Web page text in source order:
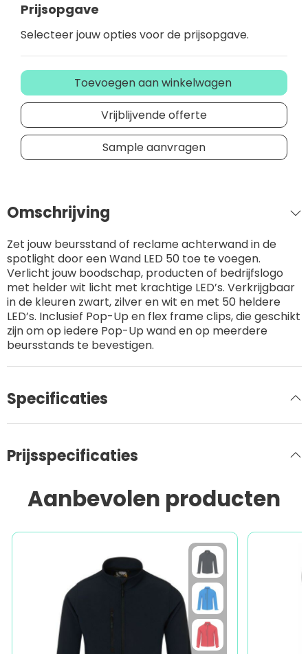
Prijsopgave
Selecteer jouw opties voor de prijsopgave.
Toevoegen aan winkelwagen
Vrijblijvende offerte
Sample aanvragen
Omschrijving
Zet jouw beursstand of reclame achterwand in de
spotlight door een Wand LED 50 toe te voegen.
Verlicht jouw boodschap, producten of bedrijfslogo
met helder wit licht met krachtige LED’s. Verkrijgbaar
in de kleuren zwart, zilver en wit en met 50 heldere
LED’s. Inclusief Pop-Up en flex frame clips, die geschikt
zijn om op iedere Pop-Up wand en op meerdere
beursstands te bevestigen.
Specificaties
Prijsspecificaties
Aanbevolen producten